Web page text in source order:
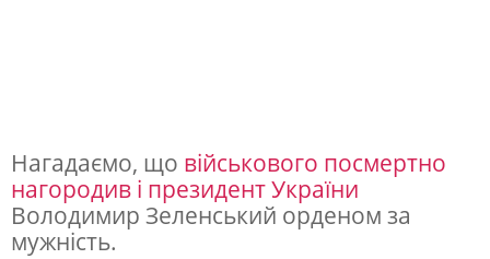
Нагадаємо, що військового посмертно
нагородив і президент України
Володимир Зеленський орденом за
мужність.